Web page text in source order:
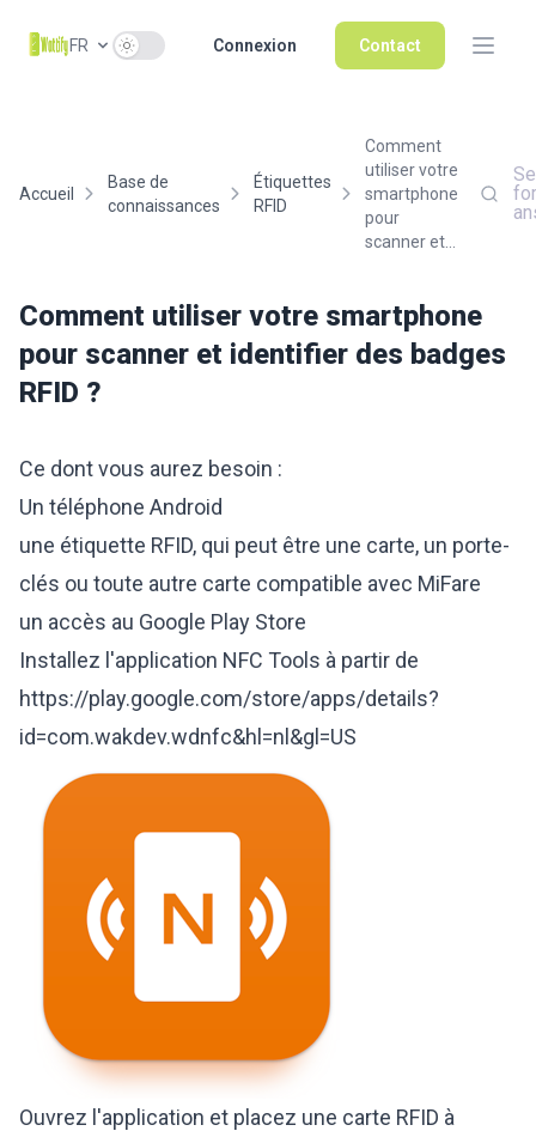
FR Use setting Connexion Contact
Accueil
Base de
connaissances
Étiquettes
RFID
Comment
utiliser votre
smartphone
pour
scanner et...
for
Comment utiliser votre smartphone
pour scanner et identifier des badges
RFID ?
Ce dont vous aurez besoin :
Un téléphone Android
une étiquette RFID, qui peut être une carte, un porte-
clés ou toute autre carte compatible avec MiFare
un accès au Google Play Store
Installez l'application NFC Tools à partir de
https://play.google.com/store/apps/details?
id=com.wakdev.wdnfc&hl=nl&gl=US
Ouvrez l'application et placez une carte RFID à